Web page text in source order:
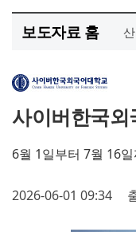
보도자료 홈
사이버한국외
6월 1일부터 7월 16
2026-06-01 09:34